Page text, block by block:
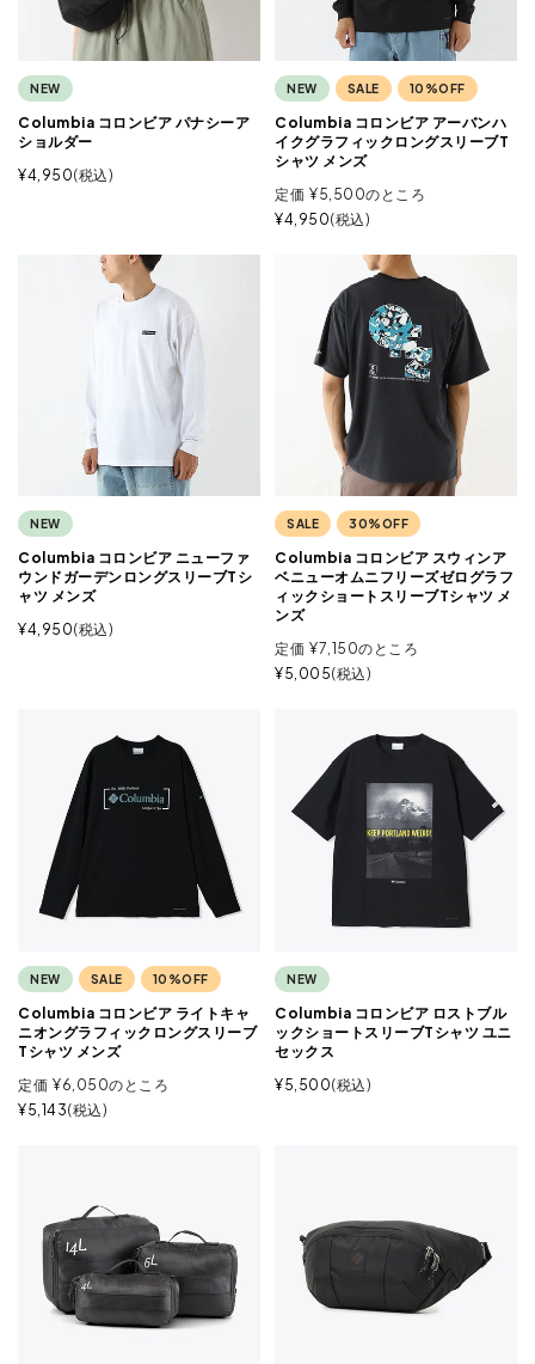
NEW
Columbia コロンビア パナシーア
ショルダー
¥4,950 税込
NEW SALE 10%OFF
Columbia コロンビア アーバンハ
イクグラフィックロングスリーブT
シャツ メンズ
定価 ¥5,500のところ
¥4,950 税込
NEW
Columbia コロンビア ニューファ
ウンドガーデンロングスリーブTシ
ャツ メンズ
¥4,950 税込
SALE 30%OFF
Columbia コロンビア スウィンア
ベニューオムニフリーズゼログラフ
ィックショートスリーブTシャツ メ
ンズ
定価 ¥7,150のところ
¥5,005 税込
NEW SALE 10%OFF
Columbia コロンビア ライトキャ
ニオングラフィックロングスリーブ
Tシャツ メンズ
定価 ¥6,050のところ
¥5,143 税込
NEW
Columbia コロンビア ロストブル
ックショートスリーブTシャツ ユニ
セックス
¥5,500 税込